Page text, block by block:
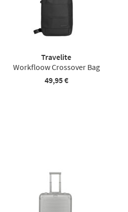
Travelite
Workfloow Crossover Bag
49,95 €